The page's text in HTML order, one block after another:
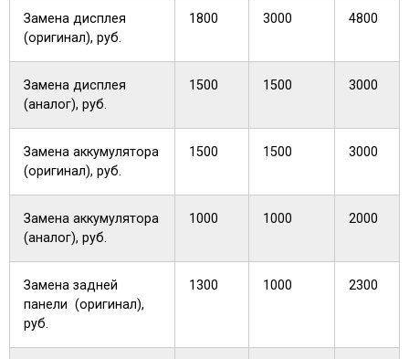
Замена дисплея
(оригинал), руб.
1800 3000 4800
Замена дисплея
(аналог), руб.
1500 1500 3000
Замена аккумулятора
(оригинал), руб.
1500 1500 3000
Замена аккумулятора
(аналог), руб.
1000 1000 2000
Замена задней
панели (оригинал),
руб.
1300 1000 2300